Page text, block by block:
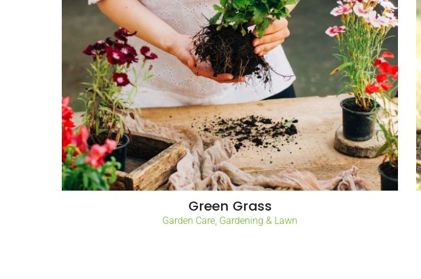
Green Grass
Garden Care, Gardening & Lawn